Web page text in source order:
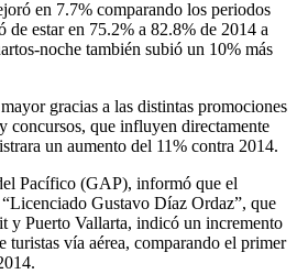
en 7.7% comparando los periodos
de estar en 75.2% a 82.8% de 2014 a
noche también subió un 10% más
gracias a las distintas promociones
concursos, que influyen directamente
un aumento del 11% contra 2014.
Pacífico (GAP), informó que el
Gustavo Díaz Ordaz”, que
y Puerto Vallarta, indicó un incremento
turistas vía aérea, comparando el primer